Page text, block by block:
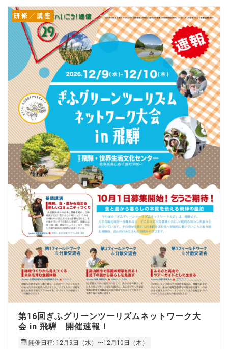
研修／講座
第16回ぎふグリーンツーリズムネットワーク大
会 in 飛騨 開催速報！
開催日程: 12月9日（水）〜12月10日（木）